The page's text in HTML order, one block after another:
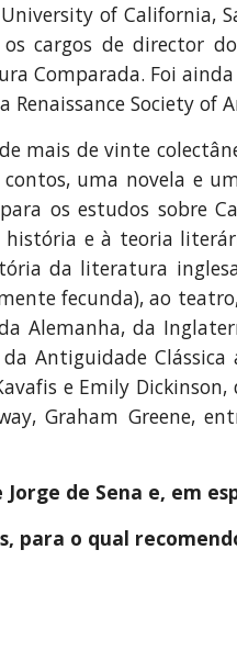
of California,
cargos de director
Comparada. Foi
Society of
mais de vinte
uma novela e
os estudos sobre
e à teoria
da literatura
fecunda), ao
Alemanha, da
Antiguidade Clássica
e Emily
Graham Greene,
de Sena e, em
para o qual